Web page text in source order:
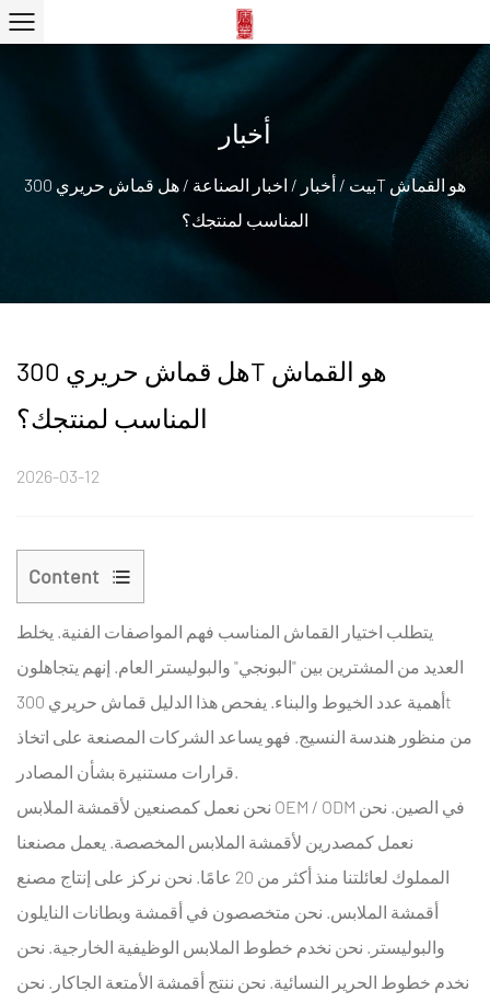
أخبار
بيت / أخبار / اخبار الصناعة /
هل قماش حريري 300T هو القماش
المناسب لمنتجك؟
هل قماش حريري 300T هو القماش
المناسب لمنتجك؟
2026-03-12
Content
1
فهم
نسيج
حريري
1.1
ماذا
يعني
"300T"
في
مواصفات
حريري؟
1.2
يتطلب اختيار القماش المناسب فهم المواصفات الفنية. يخلط
العديد من المشترين بين "البونجي" والبوليستر العام. إنهم يتجاهلون
أهمية عدد الخيوط والبناء. يفحص هذا الدليلقماش حريري 300t
من منظور هندسة النسيج. فهو يساعد الشركات المصنعة على اتخاذ
قرارات مستنيرة بشأن المصادر.
نحن نعمل كمصنعين لأقمشة الملابس OEM / ODM في الصين. نحن
نعمل كمصدرين لأقمشة الملابس المخصصة. يعمل مصنعنا
المملوك لعائلتنا منذ أكثر من 20 عامًا. نحن نركز على إنتاج مصنع
أقمشة الملابس. نحن متخصصون في أقمشة وبطانات النايلون
والبوليستر. نحن نخدم خطوط الملابس الوظيفية الخارجية. نحن
نخدم خطوط الحرير النسائية. نحن ننتج أقمشة الأمتعة الجاكار. نحن